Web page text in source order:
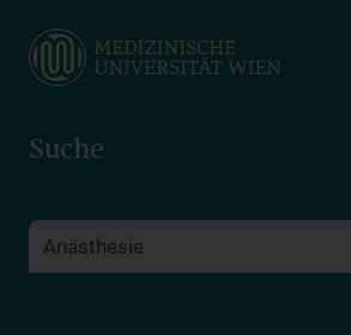
main
Suche